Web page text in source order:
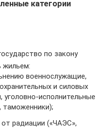
категории
по закону
жильем:
военнослужащие,
и силовых
уголовно-исполнительные
таможенники);
радиации («ЧАЭС»,